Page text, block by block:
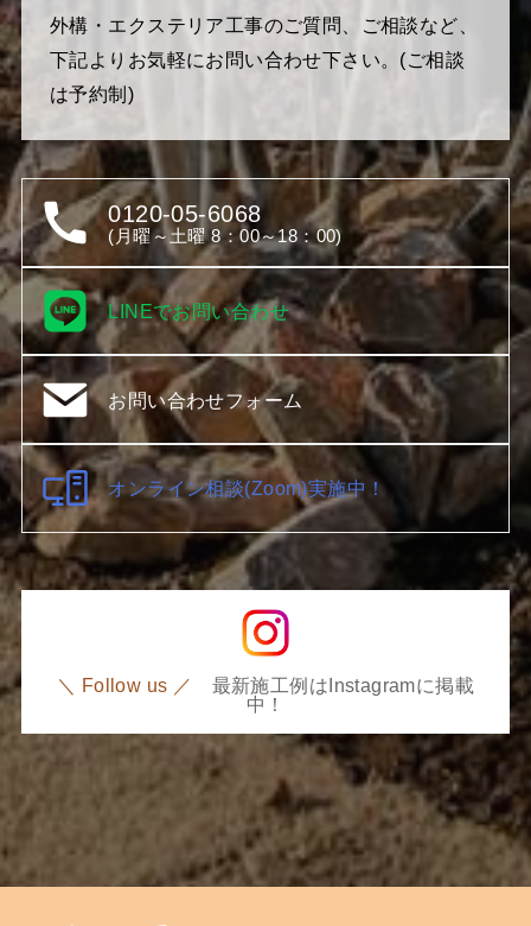
外構・エクステリア工事のご質問、ご相談など、
下記よりお気軽にお問い合わせ下さい。(ご相談
は予約制)
0120-05-6068
(月曜～土曜 8：00～18：00)
LINEでお問い合わせ
お問い合わせフォーム
オンライン相談(Zoom)実施中！
＼ Follow us ／
最新施工例はInstagramに掲載
中！